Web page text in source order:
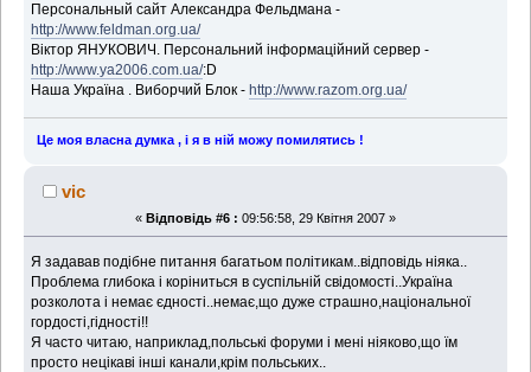
Персональный сайт Александра Фельдмана -
http://www.feldman.org.ua/
Віктор ЯНУКОВИЧ. Персональний інформаційний сервер -
http://www.ya2006.com.ua/:D
Наша Україна . Виборчий Блок - http://www.razom.org.ua/
Це моя власна думка , і я в ній можу помилятись !
vic
« Відповідь #6 : 09:56:58, 29 Квітня 2007 »
Я задавав подібне питання багатьом політикам..відповідь ніяка..
Проблема глибока і коріниться в суспільній свідомості..Україна
розколота і немає єдності..немає,що дуже страшно,національної
гордості,гідності!!
Я часто читаю, наприклад,польські форуми і мені ніяково,що їм
просто нецікаві інші канали,крім польських..